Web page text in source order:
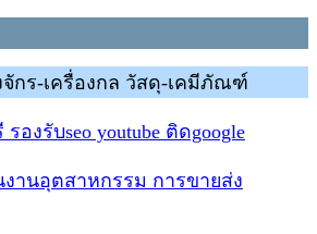
กร-เครื่องกล วัสดุ-เคมีภัณฑ์
องรับseo youtube ติดgoogle
านอุตสาหกรรม การขายส่ง